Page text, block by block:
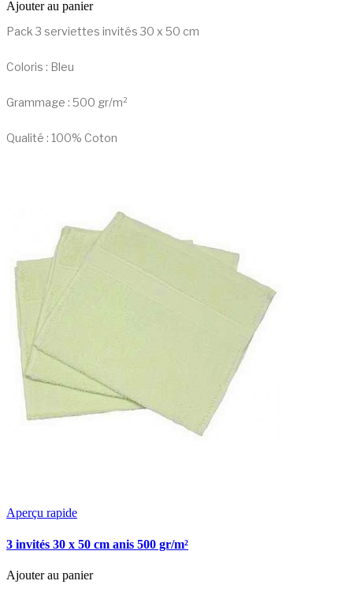
Ajouter au panier
Pack 3 serviettes invités 30 x 50 cm
Coloris : Bleu
Grammage : 500 gr/m²
Qualité : 100% Coton
Aperçu rapide
3 invités 30 x 50 cm anis 500 gr/m²
Ajouter au panier